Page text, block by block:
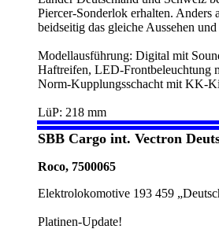
Piercer-Sonderlok erhalten. Anders
beidseitig das gleiche Aussehen
Modellausführung: Digital mit
Haftreifen, LED-Frontbeleuchtung
Norm-Kupplungsschacht mit KK-
LüP: 218 mm
SBB Cargo int. Vectron
Roco, 7500065
Elektrolokomotive 193 459
Platinen-Update!